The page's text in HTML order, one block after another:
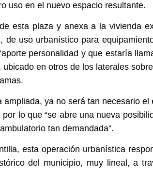
uso en el nuevo espacio resultante.
esta plaza y anexa a la vivienda
de uso urbanístico para
personalidad y que estaría
ubicado en otros de los laterales
ampliada, ya no será tan necesario
por lo que “se abre una nueva
tan demandada”.
esta operación urbanística
del municipio, muy lineal, a